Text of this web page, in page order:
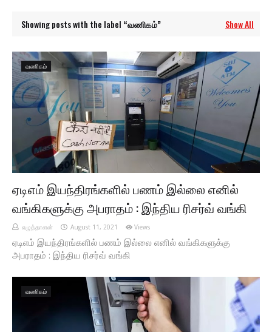
Showing posts with the label வணிகம் Show All
வணிகம்
ஏடிஎம் இயந்திரங்களில் பணம் இல்லை எனில்
வங்கிகளுக்கு அபராதம் : இந்திய ரிசர்வ் வங்கி
எழுத்தாளன் August 11, 2021 Views
ஏடிஎம் இயந்திரங்களில் பணம் இல்லை எனில் வங்கிகளுக்கு
அபராதம் : இந்திய ரிசர்வ் வங்கி
வணிகம்